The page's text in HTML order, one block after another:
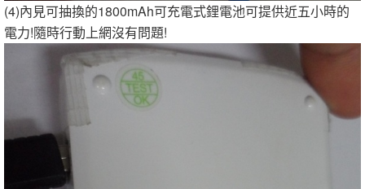
(4)內見可抽換的1800mAh可充電式鋰電池可提供近五小時的
電力!隨時行動上網沒有問題!